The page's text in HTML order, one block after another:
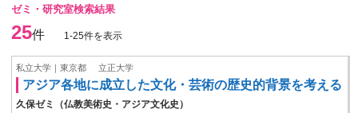
ゼミ・研究室検索結果
25件 1-25件を表示
私立大学｜東京都 立正大学
アジア各地に成立した文化・芸術の歴史的背景を考える
久保ゼミ（仏教美術史・アジア文化史）